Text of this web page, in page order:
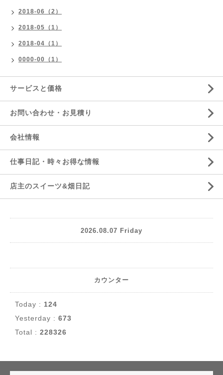
2018-06（2）
2018-05（1）
2018-04（1）
0000-00（1）
サービスと価格
お問い合わせ・お見積り
会社情報
仕事日記・時々お得な情報
店主のスイーツ&畑日記
2026.08.07 Friday
カウンター
Today : 124
Yesterday : 673
Total : 228326